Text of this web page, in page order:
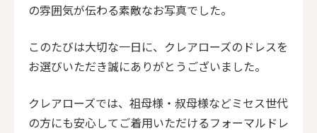
の雰囲気が伝わる素敵なお写真でした。
このたびは大切な一日に、クレアローズのドレスを
お選びいただき誠にありがとうございました。
クレアローズでは、祖母様・叔母様などミセス世代
の方にも安心してご着用いただけるフォーマルドレ